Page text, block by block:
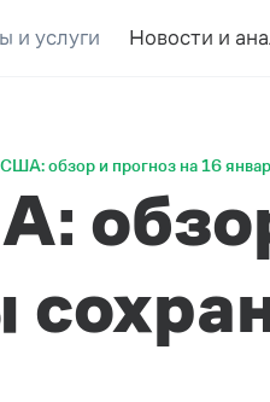
и услуги Новости и
обзор и прогноз на 16